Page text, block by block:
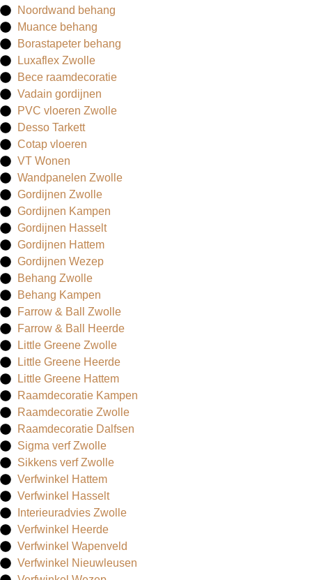
Noordwand behang
Muance behang
Borastapeter behang
Luxaflex Zwolle
Bece raamdecoratie
Vadain gordijnen
PVC vloeren Zwolle
Desso Tarkett
Cotap vloeren
VT Wonen
Wandpanelen Zwolle
Gordijnen Zwolle
Gordijnen Kampen
Gordijnen Hasselt
Gordijnen Hattem
Gordijnen Wezep
Behang Zwolle
Behang Kampen
Farrow & Ball Zwolle
Farrow & Ball Heerde
Little Greene Zwolle
Little Greene Heerde
Little Greene Hattem
Raamdecoratie Kampen
Raamdecoratie Zwolle
Raamdecoratie Dalfsen
Sigma verf Zwolle
Sikkens verf Zwolle
Verfwinkel Hattem
Verfwinkel Hasselt
Interieuradvies Zwolle
Verfwinkel Heerde
Verfwinkel Wapenveld
Verfwinkel Nieuwleusen